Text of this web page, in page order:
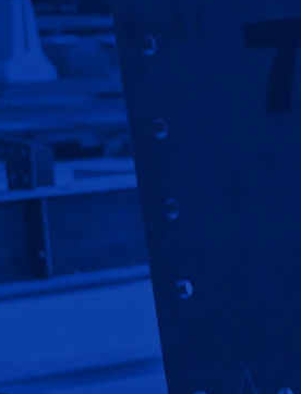
صفحه اصلی
قیمت سوله
ارتباط با ما
گالری تصاویر
پروژه ها
قوانین و مقررات
استخدام